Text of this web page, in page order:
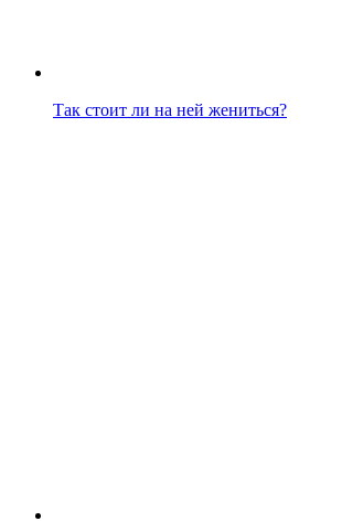
Так стоит ли на ней жениться?